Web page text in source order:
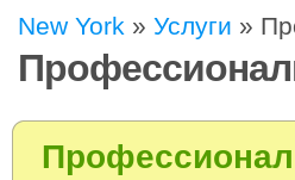
New York » Услуги »